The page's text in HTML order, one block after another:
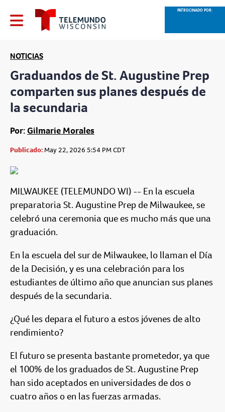
PATROCINADO POR:
NOTICIAS
Graduandos de St. Augustine Prep
comparten sus planes después de
la secundaria
Por: Gilmarie Morales
Publicado: May 22, 2026 5:54 PM CDT
MILWAUKEE (TELEMUNDO WI) -- En la escuela
preparatoria St. Augustine Prep de Milwaukee, se
celebró una ceremonia que es mucho más que una
graduación.
En la escuela del sur de Milwaukee, lo llaman el Día
de la Decisión, y es una celebración para los
estudiantes de último año que anuncian sus planes
después de la secundaria.
¿Qué les depara el futuro a estos jóvenes de alto
rendimiento?
El futuro se presenta bastante prometedor, ya que
el 100% de los graduados de St. Augustine Prep
han sido aceptados en universidades de dos o
cuatro años o en las fuerzas armadas.